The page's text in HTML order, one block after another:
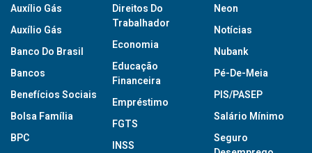
Auxílio Gás
Auxílio Gás
Banco Do Brasil
Bancos
Benefícios Sociais
Bolsa Família
BPC
Direitos Do
Trabalhador
Economia
Educação
Financeira
Empréstimo
FGTS
INSS
Neon
Notícias
Nubank
Pé-De-Meia
PIS/PASEP
Salário Mínimo
Seguro